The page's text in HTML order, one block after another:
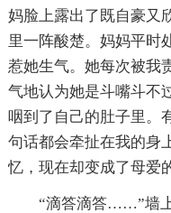
妈脸上露出了既自豪又
里一阵酸楚。妈妈平时
惹她生气。她每次被我
气地认为她是斗嘴斗不
咽到了自己的肚子里。
句话都会牵扯在我的
忆，现在却变成了母爱
“滴答滴答……”墙